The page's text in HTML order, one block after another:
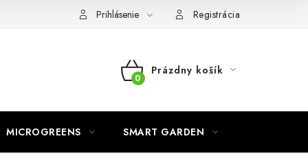
ochrane osobných údajov
Prihlásenie Registrácia
NÁKUPNÝ
Prázdny košík
MICROGREENS SMART GARDEN